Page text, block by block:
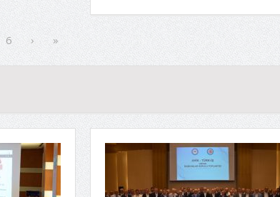
6 › »